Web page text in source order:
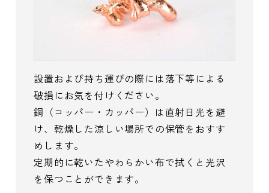
設置および持ち運びの際には落下等による
破損にお気を付けください。
銅（コッパー・カッパー）は直射日光を避
け、乾燥した涼しい場所での保管をおすす
めします。
定期的に乾いたやわらかい布で拭くと光沢
を保つことができます。